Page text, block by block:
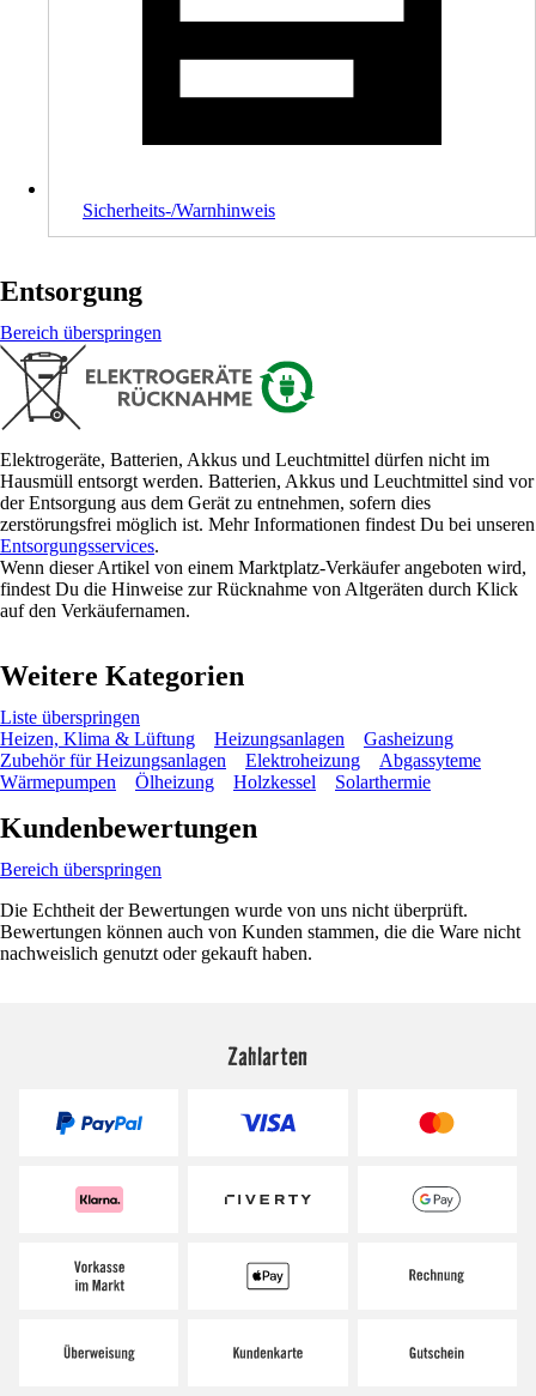
Sicherheits-/Warnhinweis
Entsorgung
Bereich überspringen
Elektrogeräte, Batterien, Akkus und Leuchtmittel dürfen nicht im
Hausmüll entsorgt werden. Batterien, Akkus und Leuchtmittel sind vor
der Entsorgung aus dem Gerät zu entnehmen, sofern dies
zerstörungsfrei möglich ist. Mehr Informationen findest Du bei unseren
Entsorgungsservices.
Wenn dieser Artikel von einem Marktplatz-Verkäufer angeboten wird,
findest Du die Hinweise zur Rücknahme von Altgeräten durch Klick
auf den Verkäufernamen.
Weitere Kategorien
Liste überspringen
Heizen, Klima & Lüftung
Heizungsanlagen
Gasheizung
Zubehör für Heizungsanlagen
Elektroheizung
Abgassyteme
Wärmepumpen
Ölheizung Holzkessel Solarthermie
Kundenbewertungen
Bereich überspringen
Die Echtheit der Bewertungen wurde von uns nicht überprüft.
Bewertungen können auch von Kunden stammen, die die Ware nicht
nachweislich genutzt oder gekauft haben.
Zahlarten